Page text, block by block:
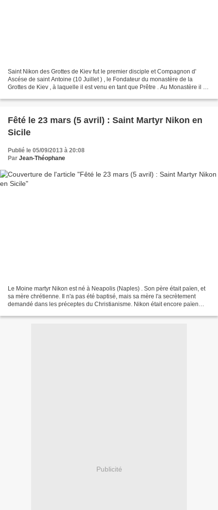
Saint Nikon des Grottes de Kiev fut le premier disciple et Compagnon d'
Ascése de saint Antoine (10 Juillet ) , le Fondateur du monastère de la
Grottes de Kiev , à laquelle il est venu en tant que Prêtre . Au Monastère il a
Fêté le 23 mars (5 avril) : Saint Martyr Nikon en
Sicile
Publié le 05/09/2013 à 20:08
Par Jean-Théophane
Le Moine martyr Nikon est né à Neapolis (Naples) . Son père était païen, et
sa mère chrétienne. Il n'a pas été baptisé, mais sa mère l'a secrètement
demandé dans les préceptes du Christianisme. Nikon était encore païen
Publicité